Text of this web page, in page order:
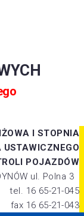
I STOPNIA
POJAZDÓW
ul. Polna 3
tel. 16 65-21-045
fax 16 65-21-043